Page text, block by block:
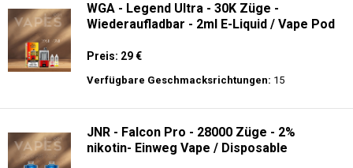
WGA - Legend Ultra - 30K Züge -
Wiederaufladbar - 2ml E-Liquid / Vape Pod
Preis: 29 €
Verfügbare Geschmacksrichtungen: 15
JNR - Falcon Pro - 28000 Züge - 2%
nikotin- Einweg Vape / Disposable